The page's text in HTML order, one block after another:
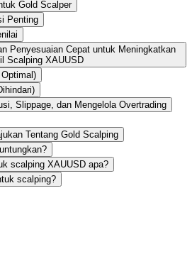
Gold Scalper
Penting
Penyesuaian Cepat untuk Meningkatkan
Scalping XAUUSD
Slippage, dan Mengelola Overtrading
Tentang Gold Scalping
scalping XAUUSD apa?
scalping?